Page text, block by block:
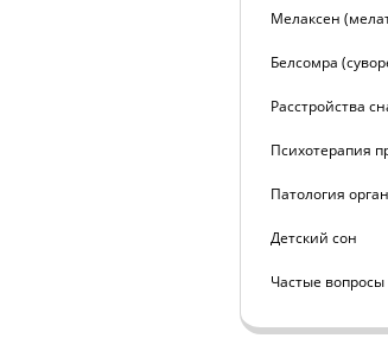
Мелаксен
Белсомра
Расстройства
Психотерапия
Патология
Детский сон
Частые вопросы